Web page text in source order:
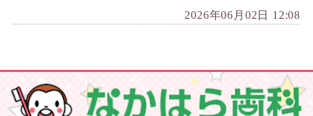
2026年06月02日 12:08